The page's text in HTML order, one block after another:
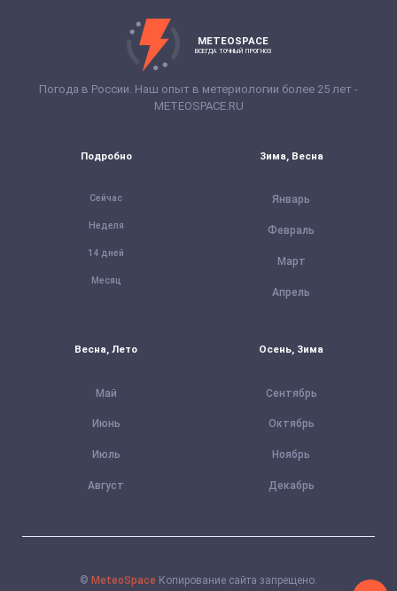
METEOSPACE
ВСЕГДА ТОЧНЫЙ ПРОГНОЗ
Погода в России. Наш опыт в метериологии более 25 лет -
METEOSPACE.RU
Подробно
Сейчас
Неделя
14 дней
Месяц
Зима, Весна
Январь
Февраль
Март
Апрель
Весна, Лето
Май
Июнь
Июль
Август
Осень, Зима
Сентябрь
Октябрь
Ноябрь
Декабрь
© MeteoSpace Копирование сайта запрещено.